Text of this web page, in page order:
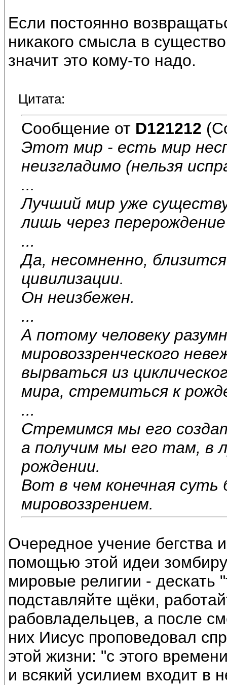
Если постоянно
никакого смысла в
значит это кому-то надо.
Цитата:
Сообщение от D121212
Этот мир - есть мир
неизгладимо (нельзя
...
Лучший мир уже
лишь через
...
Да, несомненно,
цивилизации.
Он неизбежен.
...
А потому человеку
мировоззренческого
вырваться из
мира, стремиться к
...
Стремимся мы его
а получим мы его там, в
рождении.
Вот в чем конечная суть
мировоззрением.
Очередное учение бегства
помощью этой идеи
мировые религии - дескать
подставляйте щёки,
рабовладельцев, а после
них Иисус проповедовал
этой жизни: "с этого
и всякий усилием входит в